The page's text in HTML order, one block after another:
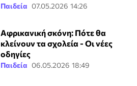
Παιδεία 07.05.2026 14:26
Αφρικανική σκόνη: Πότε θα
κλείνουν τα σχολεία - Οι νέες
οδηγίες
Παιδεία 06.05.2026 18:49